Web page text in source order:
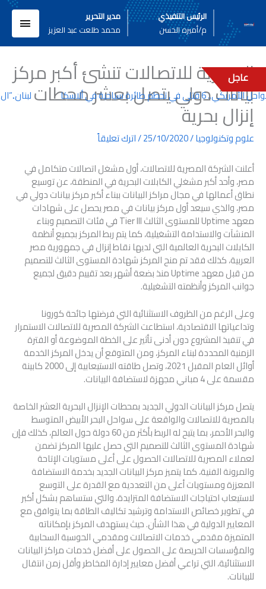
المحتوى
الرئيس التنفيذي
م/أميره الحسن
مدير التحرير
محمد طلعت عبد العزيز
عاجل
في تحطم طائرة سياحية في ألاسكا
المصرية للاتصالات تنشئ أكبر مركز
بيانات دولي يتصل بعشر محطات
إنزال بحرية
علوم وتكنولوجيا/
25/10/2020
/اترك تعليقاً
أعلنت الشركة المصرية للاتصالات، أول مشغل اتصالات متكامل في
مصر، وأحد أكبر مشغلي الكابلات البحرية في المنطقة، عن توسيع
نطاق أعمالها في مجال مراكز البيانات ببناء أكبر مركز بيانات دولي في
مصر، والذي سيعد أول مركز بيانات في مصر يحصل على شهادات
معهد Uptime للمستوى الثالث Tier III في فئات التصميم وبناء
المنشآت والاستدامة التشغيلية، كما يتم ربط المركز بجميع أنظمة
الكابلات البحرية العالمية التي لديها نقاط إنزال في جمهورية مصر
العربية، كذلك فقد تم منح المركز شهادة المستوى الثالث للتصميم
من قبل معهد Uptime منذ بضعة أشهر بعد تقييم دقيق لجميع
جوانب المركز وأنظمته التشغيلية.
وعلى الرغم من الظروف الاستثنائية التي فرضتها جائحة كورونا
وتداعياتها الاقتصادية، استطاعت الشركة المصرية للاتصالات الاستمرار
في تنفيذ المشروع دون أدنى تأثير على الخطة الموضوعة أو الفترة
الزمنية المحددة لبناء المركز، ومن المتوقع أن يدخل المركز الخدمة
أوائل العام المقبل 2021، وتصل طاقته الاستيعابية إلى 2000 كابينة
مقسمة على 4 مباني مجهزة لاستضافة البيانات.
يتصل مركز البيانات الدولي الجديد بمحطات الإنزال البحرية العشر الخاصة
بالمصرية للاتصالات والواقعة على سواحل البحر الأبيض المتوسط
والبحر الأحمر، بما يتيح له الربط بأكثر من 60 دولة حول العالم، كذلك فإن
شهادة المستوى الثالث للتصميم التي حصل عليها المركز تضمن
لعملاء المصرية للاتصالات الحصول على أعلى مستويات الإتاحة
والمرونة الفنية، كما يتميز مركز البيانات الجديد بخدمة الاستضافة
المعززة ومستويات أعلى من التعددية مع القدرة على التوسع
لاستيعاب احتياجات الاستضافة المتزايدة، والتي ستساهم بشكل أكبر
في تطوير خصائص الاستدامة وترشيد تكاليف الطاقة بما يتوافق مع
المعايير الدولية في هذا الشأن. حيث يستهدف المركز بإمكاناته
المتميزة مقدمي خدمات الاتصالات ومقدمي الحوسبة السحابية
والمؤسسات الحريصة على الحصول على أفضل خدمات مراكز البيانات
الاستثنائية، التي تراعي أفضل معايير إدارة المخاطر وأقل زمن انتقال
للبيانات.